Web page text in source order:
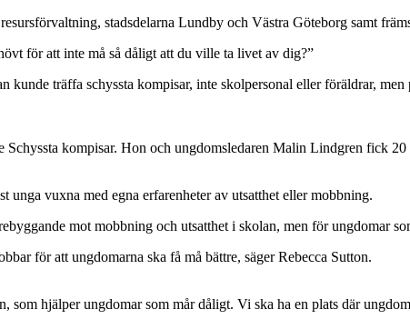
stadsdelarna Lundby och Västra Göteborg samt
för att inte må så dåligt att du ville ta livet av dig?”
kunde träffa schyssta kompisar, inte skolpersonal eller föräldrar,
Schyssta kompisar. Hon och ungdomsledaren Malin Lindgren fick
unga vuxna med egna erfarenheter av utsatthet eller mobbning.
mot mobbning och utsatthet i skolan, men för ungdomar
för att ungdomarna ska få må bättre, säger Rebecca Sutton.
som hjälper ungdomar som mår dåligt. Vi ska ha en plats där